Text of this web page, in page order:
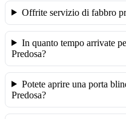
Offrite servizio di fabbro
In quanto tempo arrivate
Predosa?
Potete aprire una porta
Predosa?